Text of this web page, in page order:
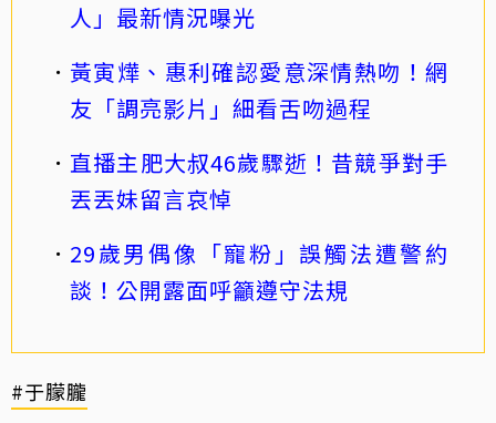
人」最新情況曝光
黃寅燁、惠利確認愛意深情熱吻！網
友「調亮影片」細看舌吻過程
直播主肥大叔46歲驟逝！昔競爭對手
丟丟妹留言哀悼
29歲男偶像「寵粉」誤觸法遭警約
談！公開露面呼籲遵守法規
#于朦朧